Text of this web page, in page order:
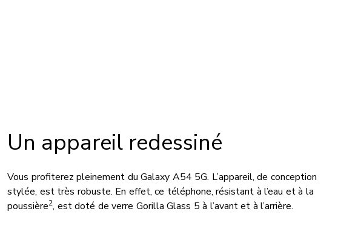
Un appareil redessiné
Vous profiterez pleinement du Galaxy A54 5G. L’appareil, de conception
stylée, est très robuste. En effet, ce téléphone, résistant à l’eau et à la
poussière2, est doté de verre Gorilla Glass 5 à l’avant et à l’arrière.